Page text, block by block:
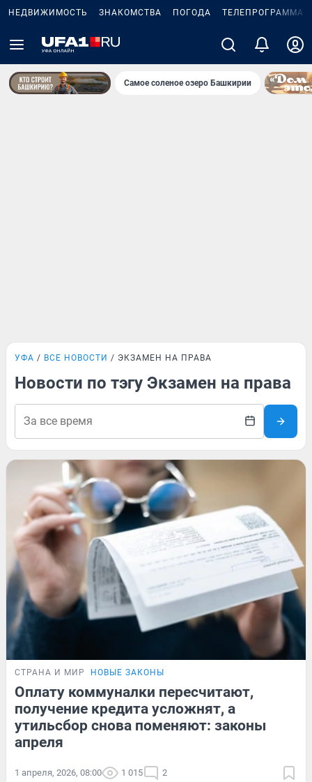
НЕДВИЖИМОСТЬ ЗНАКОМСТВА ПОГОДА ТЕЛЕПРОГРАММА
Самое соленое озеро Башкирии
УФА ВСЕ НОВОСТИ ЭКЗАМЕН НА ПРАВА
Новости по тэгу Экзамен на права
СТРАНА И МИР НОВЫЕ ЗАКОНЫ
Оплату коммуналки пересчитают,
получение кредита усложнят, а
утильсбор снова поменяют: законы
апреля
1 апреля, 2026, 08:00 1 015 2